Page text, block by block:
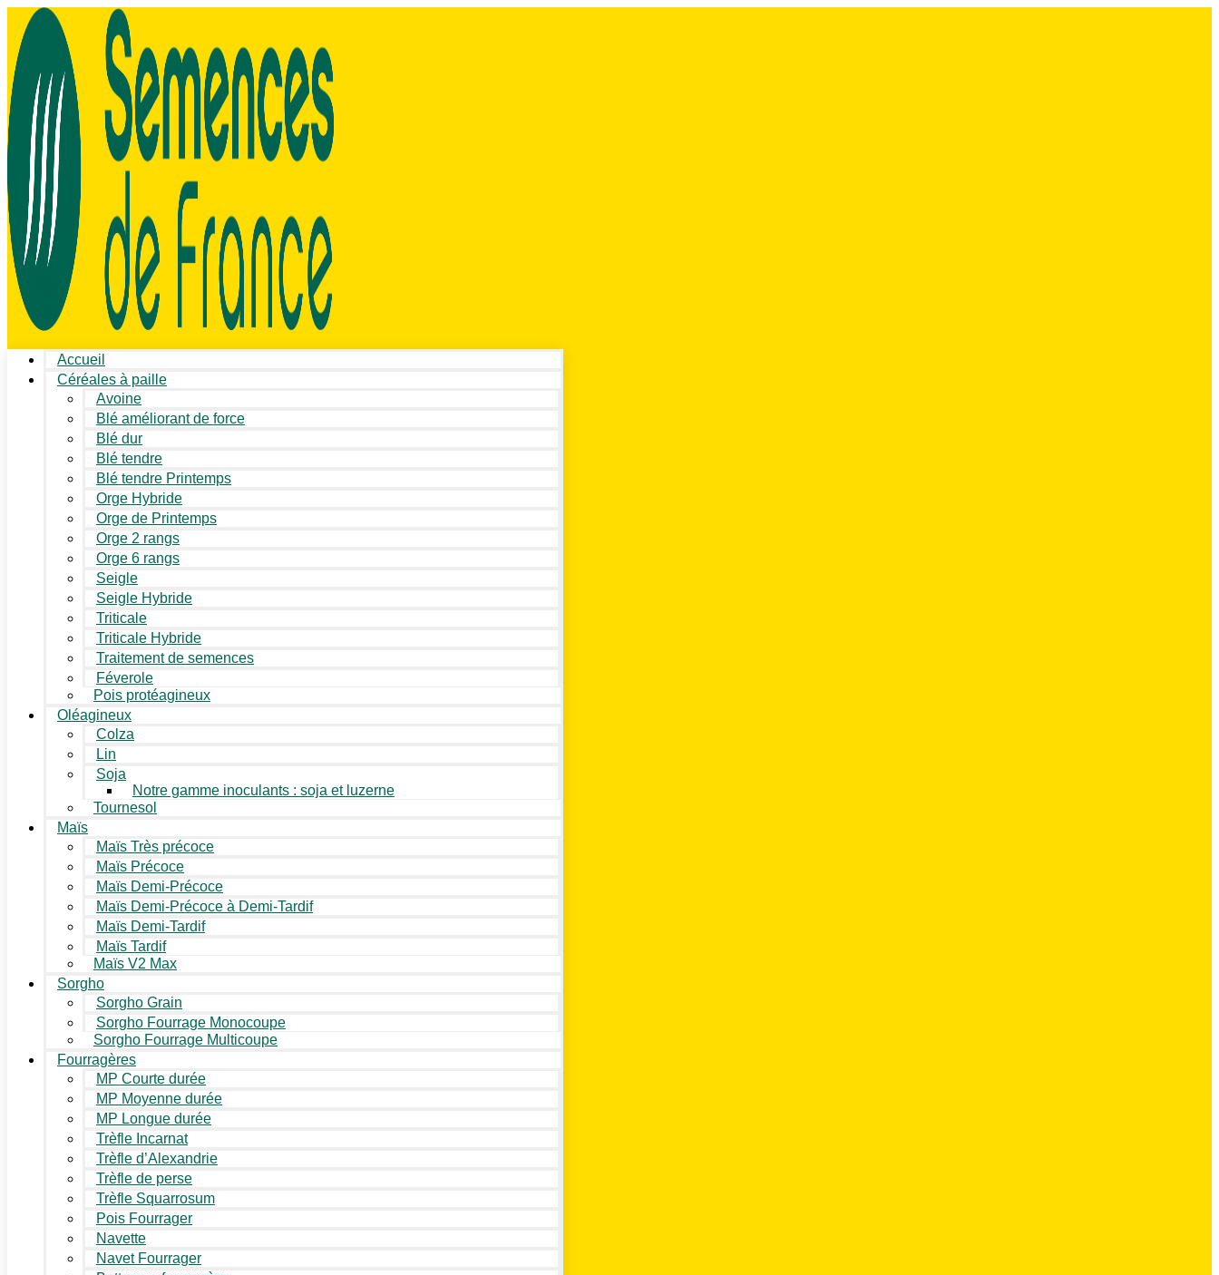
Accueil
Céréales à paille
Avoine
Blé améliorant de force
Blé dur
Blé tendre
Blé tendre Printemps
Orge Hybride
Orge de Printemps
Orge 2 rangs
Orge 6 rangs
Seigle
Seigle Hybride
Triticale
Triticale Hybride
Traitement de semences
Féverole
Pois protéagineux
Oléagineux
Colza
Lin
Soja
Notre gamme inoculants : soja et luzerne
Tournesol
Maïs
Maïs Très précoce
Maïs Précoce
Maïs Demi-Précoce
Maïs Demi-Précoce à Demi-Tardif
Maïs Demi-Tardif
Maïs Tardif
Maïs V2 Max
Sorgho
Sorgho Grain
Sorgho Fourrage Monocoupe
Sorgho Fourrage Multicoupe
Fourragères
MP Courte durée
MP Moyenne durée
MP Longue durée
Trèfle Incarnat
Trèfle d’Alexandrie
Trèfle de perse
Trèfle Squarrosum
Pois Fourrager
Navette
Navet Fourrager